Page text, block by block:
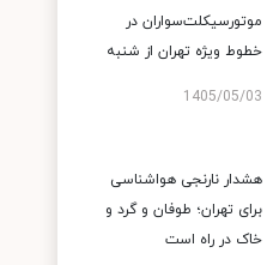
موتورسیکلت‌سواران در
خطوط ویژه تهران از شنبه
1405/05/03
هشدار نارنجی هواشناسی
برای تهران؛ طوفان و گرد و
خاک در راه است